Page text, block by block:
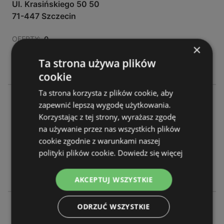
Ul. Krasińskiego 50 50
71-447 Szczecin
OFERTY: 0
GAZETKI:
ODLEGŁOŚĆ: 52,93 km
Ul. Bandurskiego 97 97
71-685 Szczecin
OFERTY: 0
GAZETKI: 0
53,47 km
Ul. Szkolna 45 45
×
Ta strona używa plików
cookie
Ta strona korzysta z plików cookie, aby
zapewnić lepszą wygodę użytkowania.
Korzystając z tej strony, wyrażasz zgodę
na używanie przez nas wszystkich plików
cookie zgodnie z warunkami naszej
polityki plików cookie. Dowiedz się więcej
AKCEPTUJ WSZYSTKIE
ODRZUĆ WSZYSTKIE